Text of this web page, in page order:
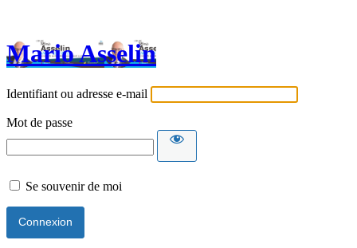
Mario Asselin
Identifiant ou adresse e-mail
Mot de passe
Se souvenir de moi